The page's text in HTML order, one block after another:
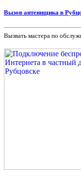
Вызов антеннщика в
Вызвать мастера по